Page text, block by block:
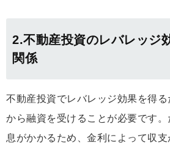
2.不動産投資のレバレッジ
関係
不動産投資でレバレッジ効果を得
から融資を受けることが必要です。
息がかかるため、金利によって収支